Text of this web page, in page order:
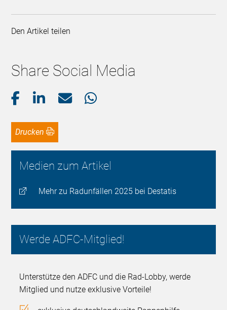
Den Artikel teilen
Share Social Media
Drucken
Medien zum Artikel
Mehr zu Radunfällen 2025 bei Destatis
Werde ADFC-Mitglied!
Unterstütze den ADFC und die Rad-Lobby, werde
Mitglied und nutze exklusive Vorteile!